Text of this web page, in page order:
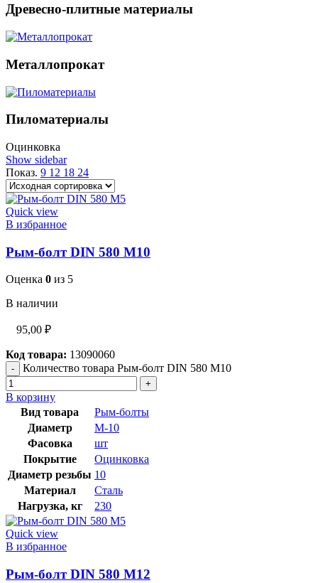
Древесно-плитные материалы
Металлопрокат
Пиломатериалы
Оцинковка
Show sidebar
Показ. 9 12 18 24
Quick view
В избранное
Рым-болт DIN 580 М10
Оценка 0 из 5
В наличии
95,00 ₽
Код товара: 13090060
Количество товара Рым-болт DIN 580 М10
В корзину
Вид товара
Рым-болты
Диаметр
М-10
Фасовка
шт
Покрытие
Оцинковка
Диаметр резьбы 10
Материал
Сталь
Нагрузка, кг
230
Quick view
В избранное
Рым-болт DIN 580 М12